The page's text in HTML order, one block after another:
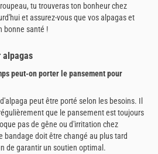
tu trouveras ton bonheur chez
et assurez-vous que vos alpagas et
bonne santé !
alpagas
peut-on porter le pansement pour
peut être porté selon les besoins. Il
que le pansement est toujours
pas de gêne ou d'irritation chez
bandage doit être changé au plus tard
de garantir un soutien optimal.